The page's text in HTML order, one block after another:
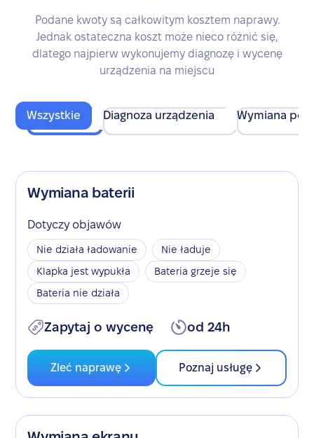
Podane kwoty są całkowitym kosztem naprawy.
Jednak ostateczna koszt może nieco różnić się,
dlatego najpierw wykonujemy diagnozę i wycenę
urządzenia na miejscu
Wszystkie Diagnoza urządzenia Wymiana
Wymiana baterii
Dotyczy objawów
Nie działa ładowanie
Nie ładuje
Klapka jest wypukła
Bateria grzeje się
Bateria nie działa
Zapytaj o wycenę od 24h
Zleć naprawę Poznaj usługę